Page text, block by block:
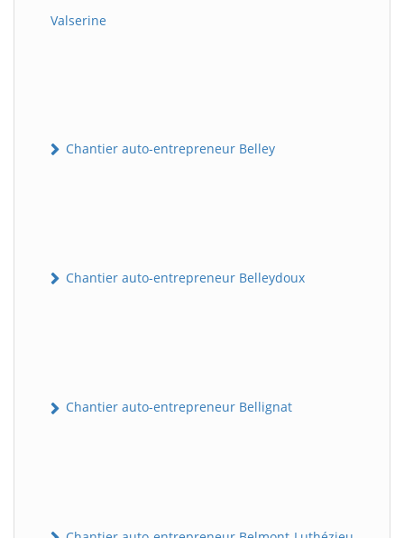
Valserine
Chantier auto-entrepreneur Belley
Chantier auto-entrepreneur Belleydoux
Chantier auto-entrepreneur Bellignat